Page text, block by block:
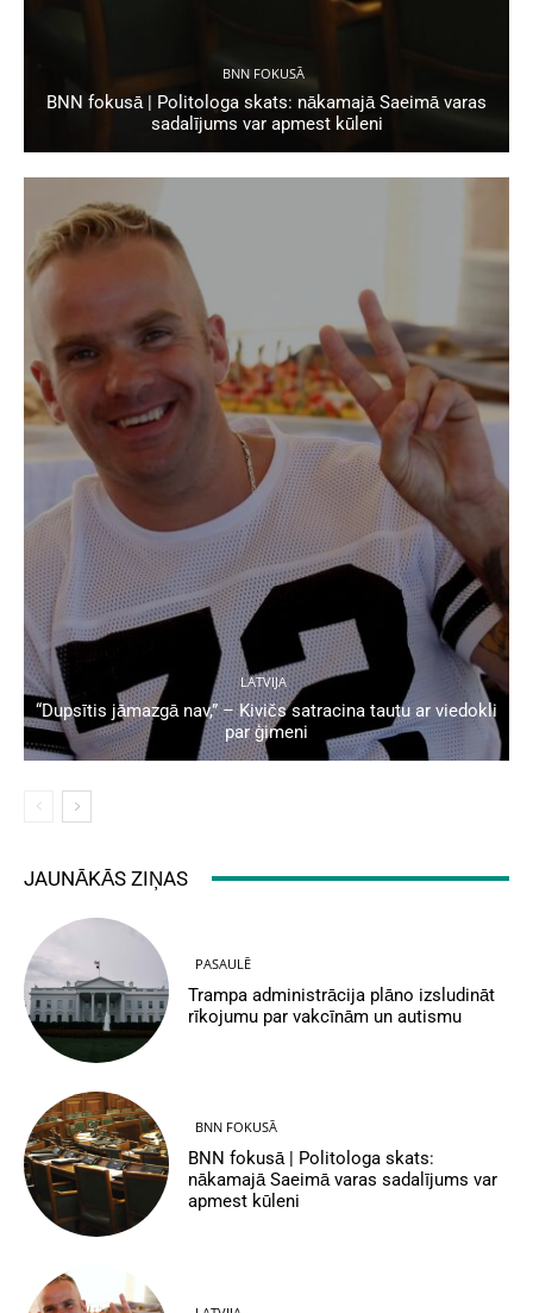
BNN FOKUSĀ
BNN fokusā | Politologa skats: nākamajā Saeimā varas
sadalījums var apmest kūleni
LATVIJA
“Dupsītis jāmazgā nav,” – Kivičs satracina tautu ar viedokli
par ģimeni
JAUNĀKĀS ZIŅAS
PASAULĒ
Trampa administrācija plāno izsludināt
rīkojumu par vakcīnām un autismu
BNN FOKUSĀ
BNN fokusā | Politologa skats:
nākamajā Saeimā varas sadalījums var
apmest kūleni